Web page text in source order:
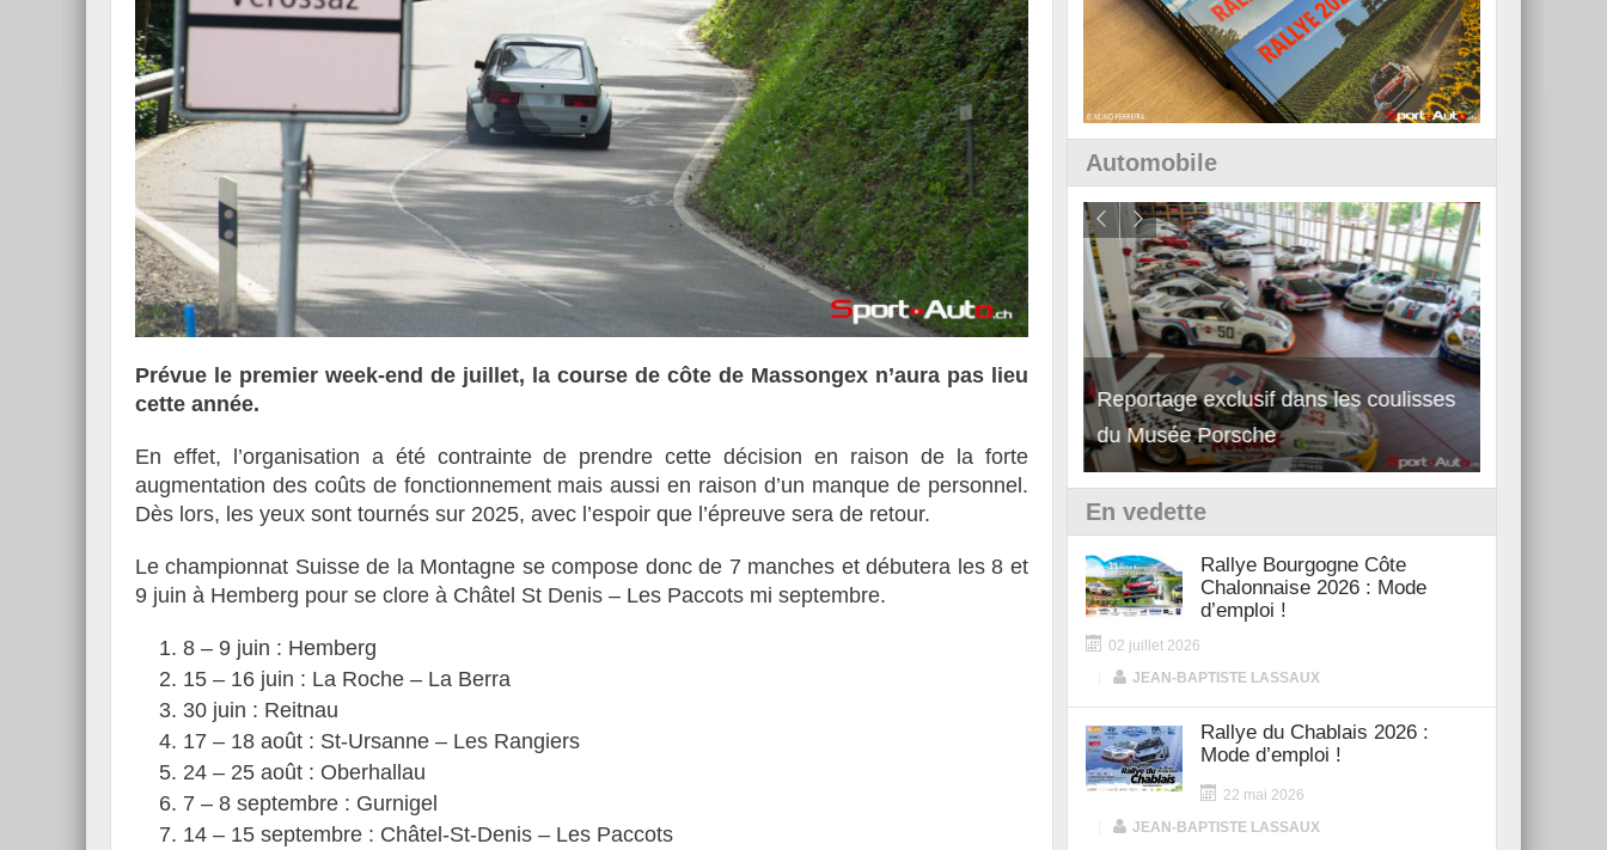
Prévue le premier week-end de juillet, la course de côte de Massongex n’aura pas lieu
cette année.
En effet, l’organisation a été contrainte de prendre cette décision en raison de la forte
augmentation des coûts de fonctionnement mais aussi en raison d’un manque de personnel.
Dès lors, les yeux sont tournés sur 2025, avec l’espoir que l’épreuve sera de retour.
Le championnat Suisse de la Montagne se compose donc de 7 manches et débutera les 8 et
9 juin à Hemberg pour se clore à Châtel St Denis – Les Paccots mi septembre.
8 – 9 juin : Hemberg
15 – 16 juin : La Roche – La Berra
30 juin : Reitnau
17 – 18 août : St-Ursanne – Les Rangiers
24 – 25 août : Oberhallau
7 – 8 septembre : Gurnigel
14 – 15 septembre : Châtel-St-Denis – Les Paccots
Automobile
Reportage exclusif dans les coulisses
du Musée Porsche
Découverte de la nouvelle Ferrari
12Cilindri Manuale
En vedette
Rallye Bourgogne Côte
Chalonnaise 2026 : Mode
d’emploi !
02 juillet 2026
JEAN-BAPTISTE LASSAUX
Rallye du Chablais 2026 :
Mode d’emploi !
22 mai 2026
JEAN-BAPTISTE LASSAUX